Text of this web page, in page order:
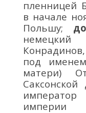
пленницей
в начале
Польшу;
немецк
Конрадинов,
под
матери)
император
империи